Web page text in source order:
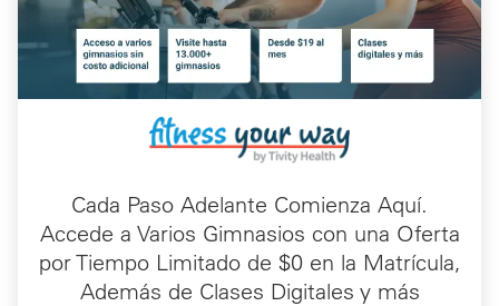
Cada Paso Adelante Comienza Aquí.
Accede a Varios Gimnasios con una Oferta
por Tiempo Limitado de $0 en la Matrícula,
Además de Clases Digitales y más